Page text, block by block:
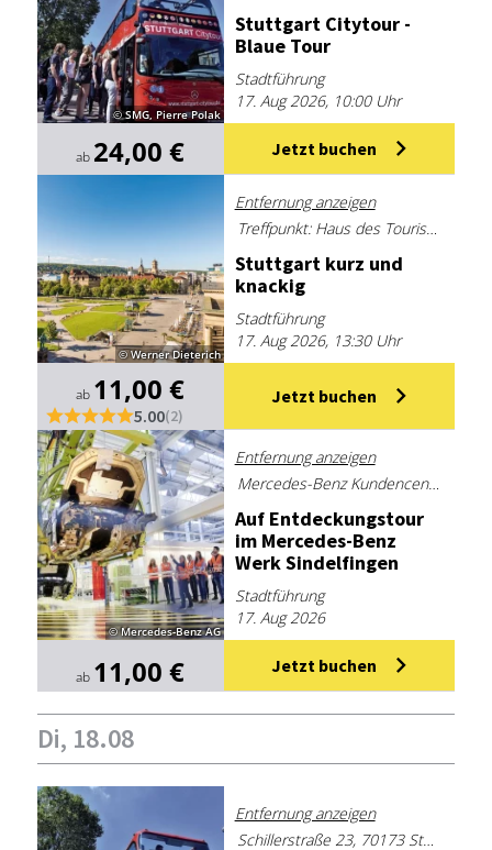
© SMG, Pierre Polak
Stutt­gart Ci­ty­tour -
Blaue Tour
Stadtführung
17. Aug 2026, 10:00 Uhr
ab 24,00 € Jetzt buchen
© Werner Dieterich
Entfernung anzeigen
Treffpunkt: Haus des Tourismus am Marktplatz, neben dem Rathaus, Marktstraße 2, 70173 Stuttgart, Deutschland
Stutt­gart kurz und
kna­ckig
Stadtführung
17. Aug 2026, 13:30 Uhr
ab 11,00 €
5.00(2)
Jetzt buchen
© Mercedes-Benz AG
Entfernung anzeigen
Mercedes-Benz Kundencenter Sindelfingen
Auf Ent­de­ckungs­tour
im Mer­ce­des-Benz
Werk Sin­del­fin­gen
Stadtführung
17. Aug 2026
ab 11,00 € Jetzt buchen
Di, 18.08
Entfernung anzeigen
Schillerstraße 23, 70173 Stuttgart